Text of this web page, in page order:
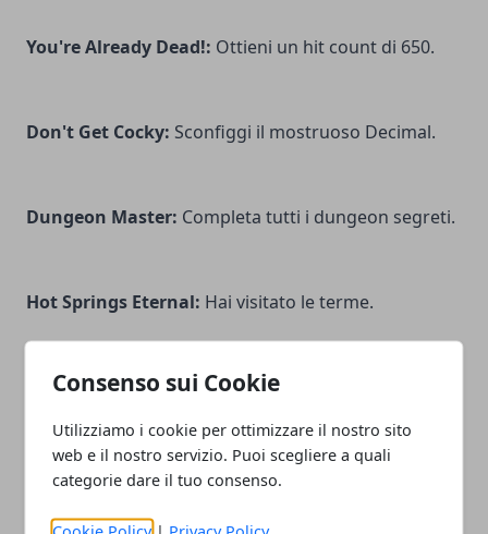
Consenso sui Cookie
Utilizziamo i cookie per ottimizzare il nostro sito
web e il nostro servizio. Puoi scegliere a quali
categorie dare il tuo consenso.
You're Already Dead!: Ottieni un hit count di 650.
Don't Get Cocky: Sconfiggi il mostruoso Decimal.
Dungeon Master: Completa tutti i dungeon segreti.
Hot Springs Eternal: Hai visitato le terme.
Son of a Beach: Hai visitato la spiaggia.
They Mostly Come Out at Night:
Sconfiggi i